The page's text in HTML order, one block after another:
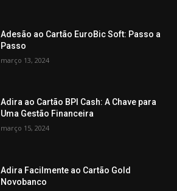
Adesão ao Cartão EuroBic Soft: Passo a
Passo
março 13, 2024
Adira ao Cartão BPI Cash: A Chave para
Uma Gestão Financeira
março 15, 2024
Adira Facilmente ao Cartão Gold
Novobanco